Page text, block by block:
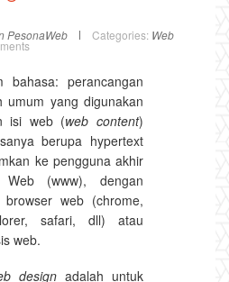
PesonaWeb Categories: Web
perancangan
umum yang digunakan
isi web (web content)
berupa hypertext
ke pengguna akhir
(www), dengan
browser web (chrome,
safari, dll) atau
web.
designadalah untuk